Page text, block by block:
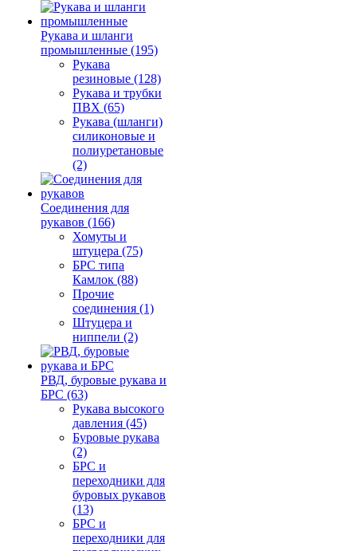
Рукава и шланги
промышленные (195)
Рукава
резиновые (128)
Рукава и трубки
ПВХ (65)
Рукава (шланги)
силиконовые и
полиуретановые
(2)
Соединения для
рукавов (166)
Хомуты и
штуцера (75)
БРС типа
Камлок (88)
Прочие
соединения (1)
Штуцера и
ниппели (2)
РВД, буровые рукава и
БРС (63)
Рукава высокого
давления (45)
Буровые рукава
(2)
БРС и
переходники для
буровых рукавов
(13)
БРС и
переходники для